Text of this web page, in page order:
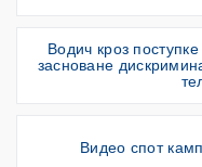
Водич кроз
засноване
Видео спот